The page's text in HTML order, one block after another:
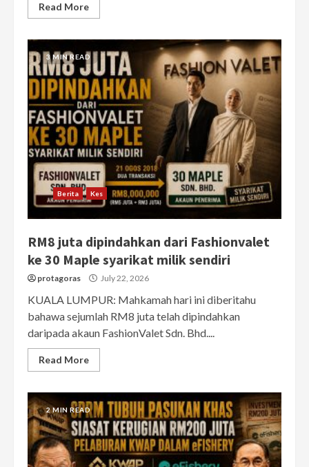
Read More
3 MIN READ
Berita Kes
RM8 juta dipindahkan dari Fashionvalet
ke 30 Maple syarikat milik sendiri
protagoras July 22, 2026
KUALA LUMPUR: Mahkamah hari ini diberitahu
bahawa sejumlah RM8 juta telah dipindahkan
daripada akaun FashionValet Sdn. Bhd....
Read More
2 MIN READ